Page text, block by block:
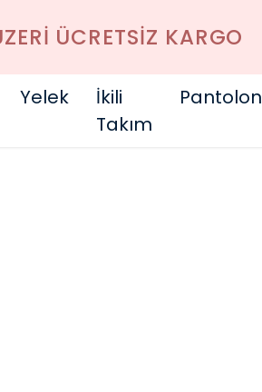
ÜCRETSİZ KARGO
Yelek
İkili
Takım
Pantolon